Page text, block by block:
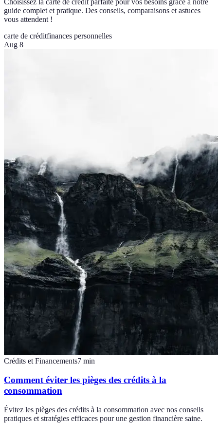
Choisissez la carte de crédit parfaite pour vos besoins grâce à notre
guide complet et pratique. Des conseils, comparaisons et astuces
vous attendent !
carte de créditfinances personnelles
Aug 8
Crédits et Financements7 min
Comment éviter les pièges des crédits à la
consommation
Évitez les pièges des crédits à la consommation avec nos conseils
pratiques et stratégies efficaces pour une gestion financière saine.